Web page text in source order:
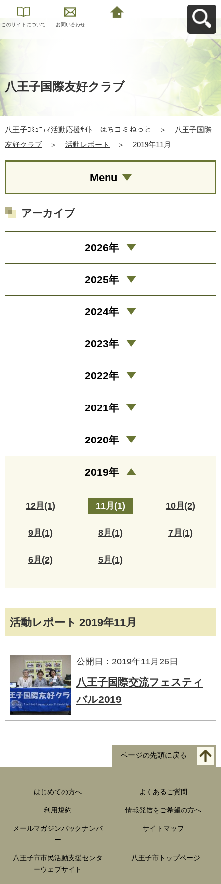
このサイトについて お問い合わせ
八王子国際友好クラブ
八王子ｺﾐｭﾆﾃｨ活動応援ｻｲﾄ はちコミねっと ＞
八王子国際
友好クラブ
＞ 活動レポート ＞ 2019年11月
活動レポート 2019年11月
公開日：2019年11月26日
八王子国際交流フェスティ
バル2019
Menu
アーカイブ
2026年
2025年
2024年
2023年
2022年
2021年
2020年
2019年
12月(1) 11月(1) 10月(2)
9月(1) 8月(1) 7月(1)
6月(2) 5月(1)
ページの先頭に戻る
はじめての方へ よくあるご質問
利用規約 情報発信をご希望の方へ
メールマガジンバックナンバ
ー
サイトマップ
八王子市市民活動支援センタ
ーウェブサイト
八王子市トップページ